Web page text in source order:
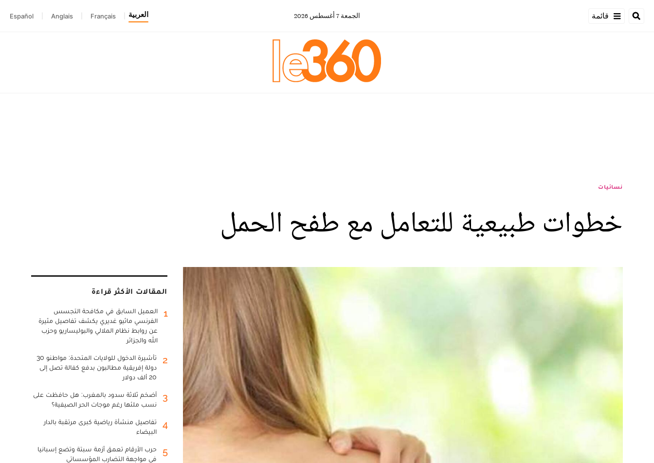
قائمة الجمعة 7 أغسطس 2026 العربية Français
Anglais
Español
نسائيات
خطوات طبيعية للتعامل مع طفح الحمل
المقالات الأكثر قراءة
1
العميل السابق في مكافحة التجسس
الفرنسي ماثيو غديري يكشف تفاصيل مثيرة
عن روابط نظام الملالي والبوليساريو وحزب
الله والجزائر
2
تأشيرة الدخول للولايات المتحدة: مواطنو 30
دولة إفريقية مطالبون بدفع كفالة تصل إلى
20 ألف دولار
3
أضخم ثلاثة سدود بالمغرب: هل حافظت على
نسب ملئها رغم موجات الحر الصيفية؟
4
تفاصيل منشأة رياضية كبرى مرتقبة بالدار
البيضاء
5
حرب الأرقام تعمق أزمة سبتة وتضع إسبانيا
في مواجهة التضارب المؤسساتي